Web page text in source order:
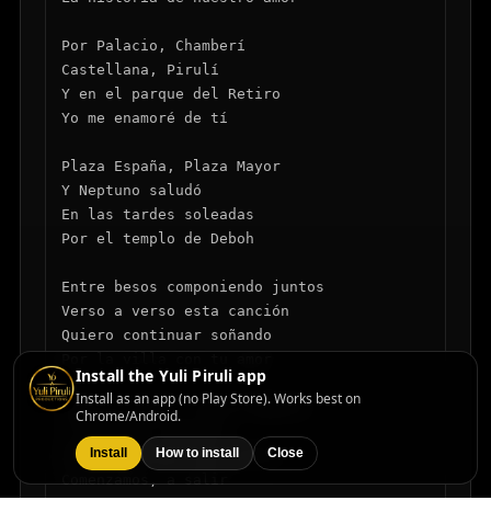
Por Palacio, Chamberí
Castellana, Pirulí
Y en el parque del Retiro
Yo me enamoré de tí
Plaza España, Plaza Mayor
Y Neptuno saludó
En las tardes soleadas
Por el templo de Deboh
Entre besos componiendo juntos
Verso a verso esta canción
Quiero continuar soñando
Tuve un sueño, fue en Madrid
De la mano por las calles
Install the Yuli Piruli app
Install as an app (no Play Store). Works best on
Chrome/Android.
Install How to install Close